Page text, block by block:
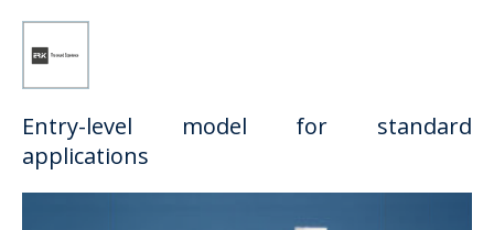
Entry-level model for standard
applications